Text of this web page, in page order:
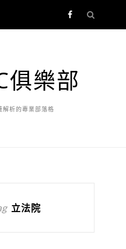
俱樂部
解析的專業部落格
立法院